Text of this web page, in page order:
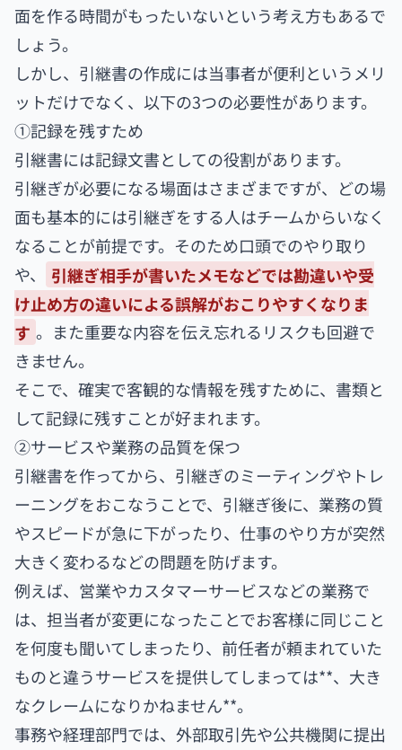
面を作る時間がもったいないという考え方もあるで
しょう。
しかし、引継書の作成には当事者が便利というメリ
ットだけでなく、以下の3つの必要性があります。
①記録を残すため
引継書には記録文書としての役割があります。
引継ぎが必要になる場面はさまざまですが、どの場
面も基本的には引継ぎをする人はチームからいなく
なることが前提です。そのため口頭でのやり取り
や、
引継ぎ相手が書いたメモなどでは勘違いや受
け止め方の違いによる誤解がおこりやすくなりま
す 。また重要な内容を伝え忘れるリスクも回避で
きません。
そこで、確実で客観的な情報を残すために、書類と
して記録に残すことが好まれます。
②サービスや業務の品質を保つ
引継書を作ってから、引継ぎのミーティングやトレ
ーニングをおこなうことで、引継ぎ後に、業務の質
やスピードが急に下がったり、仕事のやり方が突然
大きく変わるなどの問題を防げます。
例えば、営業やカスタマーサービスなどの業務で
は、担当者が変更になったことでお客様に同じこと
を何度も聞いてしまったり、前任者が頼まれていた
ものと違うサービスを提供してしまっては**、大き
なクレームになりかねません**。
事務や経理部門では、外部取引先や公共機関に提出